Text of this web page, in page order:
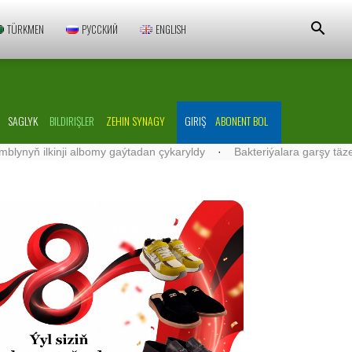
TÜRKMEN РУССКИЙ ENGLISH
SAGLYK BILDIRIŞLER ZEHIN SYNAGY GIRIŞ ABONENT BOL
ilkinji albomy gaýtadan çykaryldy · Bakteriýalara garşy täze